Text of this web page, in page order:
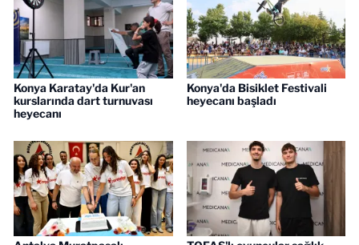
Konya Karatay'da Kur'an
kurslarında dart turnuvası
heyecanı
Konya'da Bisiklet Festivali
heyecanı başladı